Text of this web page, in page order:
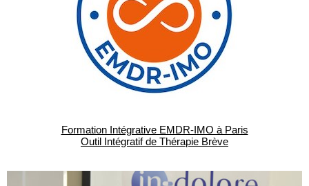
Formation Intégrative EMDR-IMO à Paris
Outil Intégratif de Thérapie Brève